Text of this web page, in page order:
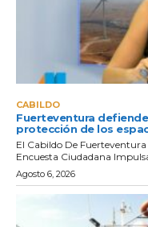
CABILDO
Fuerteventura
protección de los
El Cabildo De
Encuesta Ciudadana
Agosto 6, 2026